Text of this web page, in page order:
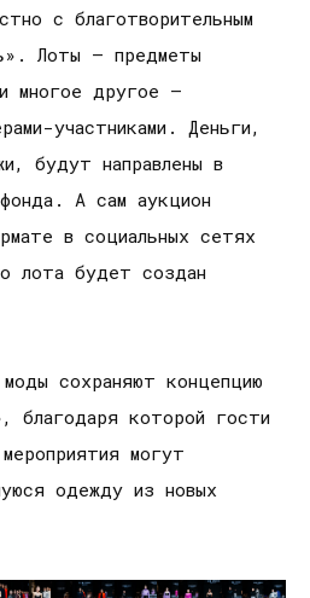
с благотворительным
Лоты – предметы
многое другое –
участниками. Деньги,
будут направлены в
А сам аукцион
в социальных сетях
лота будет создан
сохраняют концепцию
благодаря которой гости
могут
одежду из новых